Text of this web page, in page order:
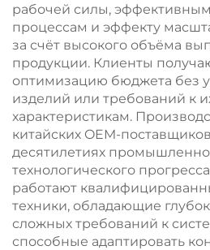
рабочей силы,
процессам и эффекту
за счёт высокого объёма
продукции. Клиенты
оптимизацию бюджета без
изделий или требований к
характеристикам.
китайских OEM-
десятилетиях
технологического
работают
техники, обладающие
сложных требований к
способные адаптировать